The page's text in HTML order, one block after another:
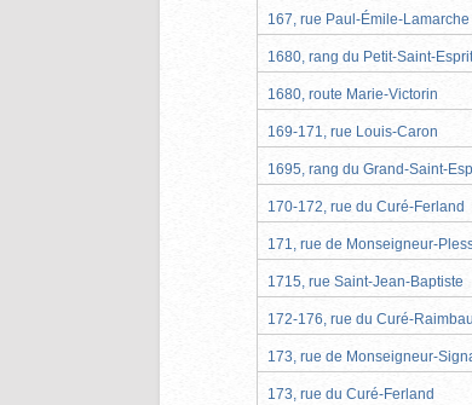
167, rue Paul-Émile-Lamarche
1680, rang du Petit-Saint-Esprit
1680, route Marie-Victorin
169-171, rue Louis-Caron
1695, rang du Grand-Saint-
170-172, rue du Curé-Ferland
171, rue de Monseigneur-
1715, rue Saint-Jean-Baptiste
172-176, rue du Curé-
173, rue de Monseigneur-
173, rue du Curé-Ferland